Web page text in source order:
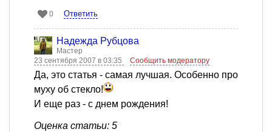
0 Ответить
Надежда Рубцова
Мастер
23 сентября 2007 в 03:35
Сообщить модератору
Да, это статья - самая лучшая. Особенно про
муху об стекло!
И еще раз - с днем рождения!
Оценка статьи: 5